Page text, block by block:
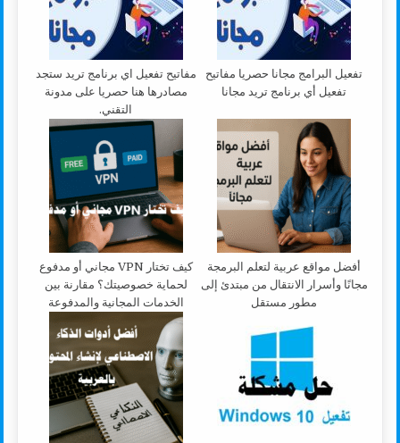
تفعيل البرامج مجانا حصريا مفاتيح
تفعيل أي برنامج تريد مجانا
مفاتيح تفعيل اي برنامج تريد ستجد
مصادرها هنا حصريا على مدونة
التقني.
أفضل مواقع عربية لتعلم البرمجة
مجانًا وأسرار الانتقال من مبتدئ إلى
مطور مستقل
كيف تختار VPN مجاني أو مدفوع
لحماية خصوصيتك؟ مقارنة بين
الخدمات المجانية والمدفوعة